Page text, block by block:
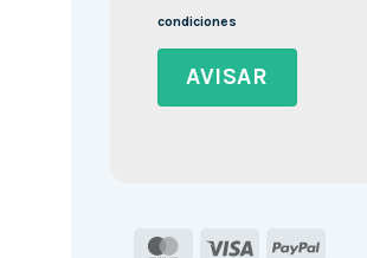
condiciones
MasterCard
Visa
PayPal